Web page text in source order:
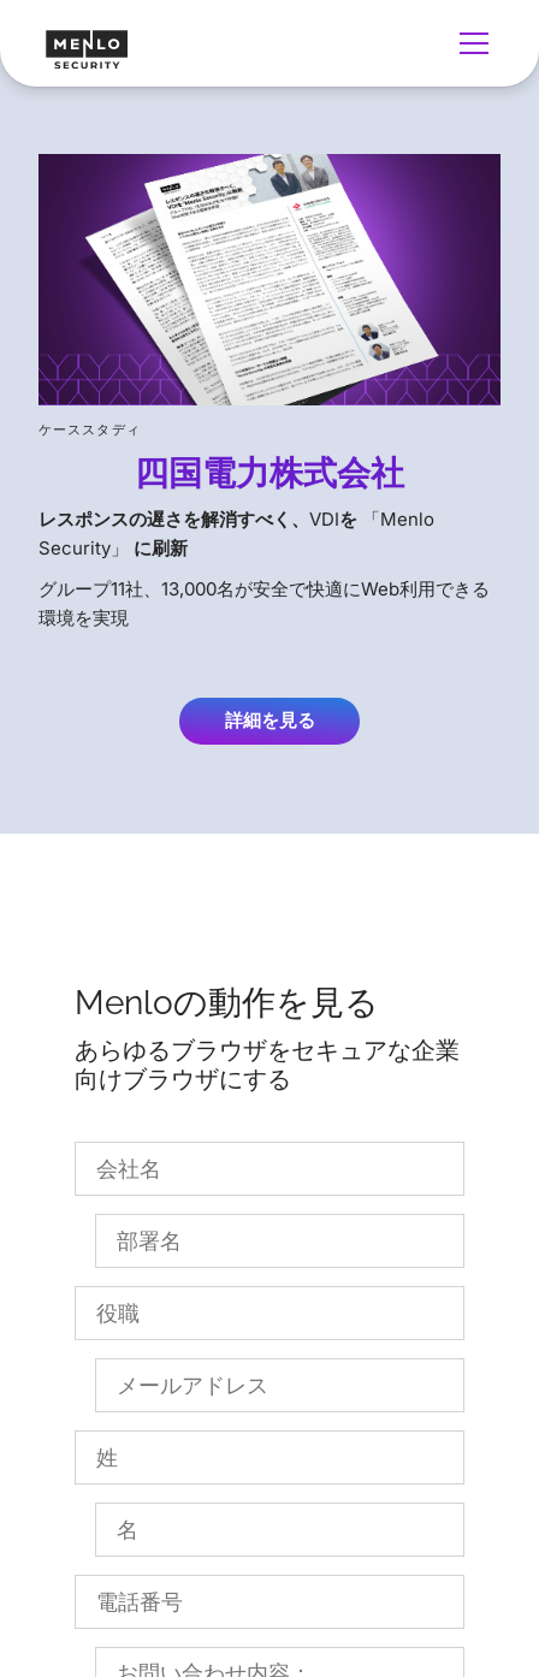
ケーススタディ
四国電力株式会社
レスポンスの遅さを解消すべく、 VDIを
「Menlo
Security」 に刷新
グループ11社、13,000名が安全で快適にWeb利用できる
環境を実現
詳細を見る
Menloの動作を見る
あらゆるブラウザをセキュアな企業
向けブラウザにする